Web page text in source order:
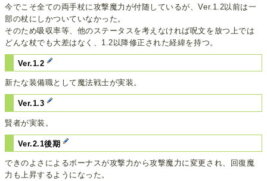
今でこそ全ての両手杖に攻撃魔力が付随しているが、Ver.1.2以前は一
部の杖にしかついていなかった。
そのため吸収率等、他のステータスを考えなければ呪文を放つ上では
どんな杖でも大差はなく、1.2以降修正された経緯を持つ。
Ver.1.2
新たな装備職として魔法戦士が実装。
Ver.1.3
賢者が実装。
Ver.2.1後期
できのよさによるボーナスが攻撃力から攻撃魔力に変更され、回復魔
力も上昇するようになった。